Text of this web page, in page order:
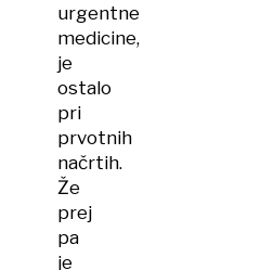
urgentne
medicine,
je
ostalo
pri
prvotnih
načrtih.
Že
prej
pa
je